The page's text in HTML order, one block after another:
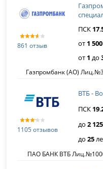
861 отзыв
ПСК 17.
от 1
от 1 до
Газпромбанк (АО)
1105 отзывов
ВТБ -
ПСК 19.
до2
до25
ПАО БАНК ВТБ